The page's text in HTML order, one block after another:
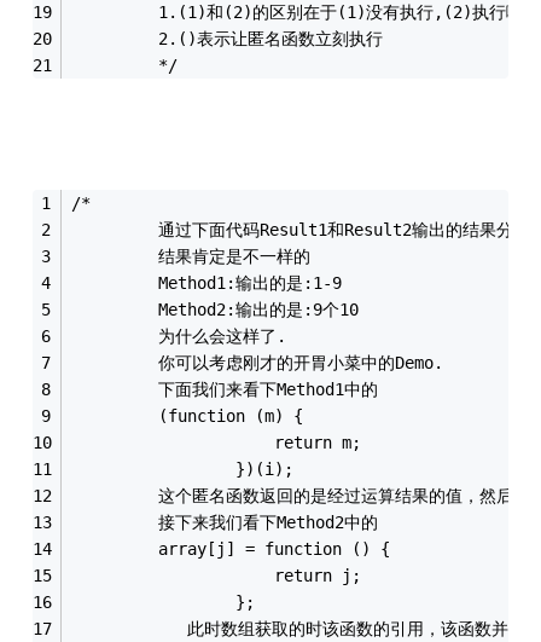
1.(1)和(2)的区别在于(1)没有执行,(2)执行啦
2.()表示让匿名函数立刻执行
*/
/*
通过下面代码Result1和Result2输出的结果分别
         结果肯定是不一样的
         Method1:输出的是:1-9
         Method2:输出的是:9个10
         为什么会这样了.
         你可以考虑刚才的开胃小菜中的Demo.
         下面我们来看下Method1中的
         (function (m) {
                     return m;
                 })(i);
这个匿名函数返回的是经过运算结果的值，然后赋
         接下来我们看下Method2中的
         array[j] = function () {
                     return j;
                 };
此时数组获取的时该函数的引用，该函数并没